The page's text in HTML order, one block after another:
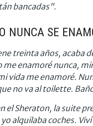
bancadas".
NUNCA SE
treinta años, acaba
me enamoré nunca,
vida me enamoré.
no va al toilette.
el Sheraton, la suite
yo alquilaba coches.